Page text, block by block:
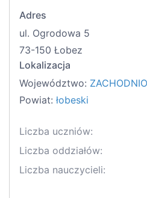
Adres
ul. Ogrodowa 5
73-150 Łobez
Lokalizacja
Województwo:
Powiat: łobeski
Liczba uczniów:
Liczba oddziałów:
Liczba nauczycieli: